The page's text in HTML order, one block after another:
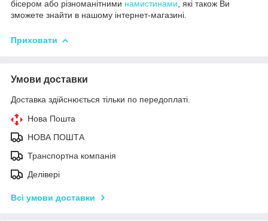
бісером або різноманітними намистинами , які також Ви
зможете знайти в нашому інтернет-магазині.
Приховати
Умови доставки
Доставка здійснюється тільки по передоплаті.
Нова Пошта
НОВА ПОШТА
Транспортна компанія
Делівері
Всі умови доставки